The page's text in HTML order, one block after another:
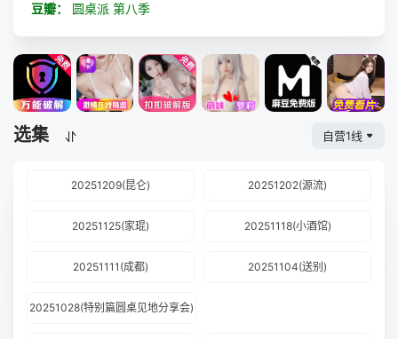
豆瓣：
圆桌派 第八季
选集 自营1线
20251209(昆仑) 20251202(源流)
20251125(家琨) 20251118(小酒馆)
20251111(成都) 20251104(送别)
20251028(特别篇圆桌见地分享会)